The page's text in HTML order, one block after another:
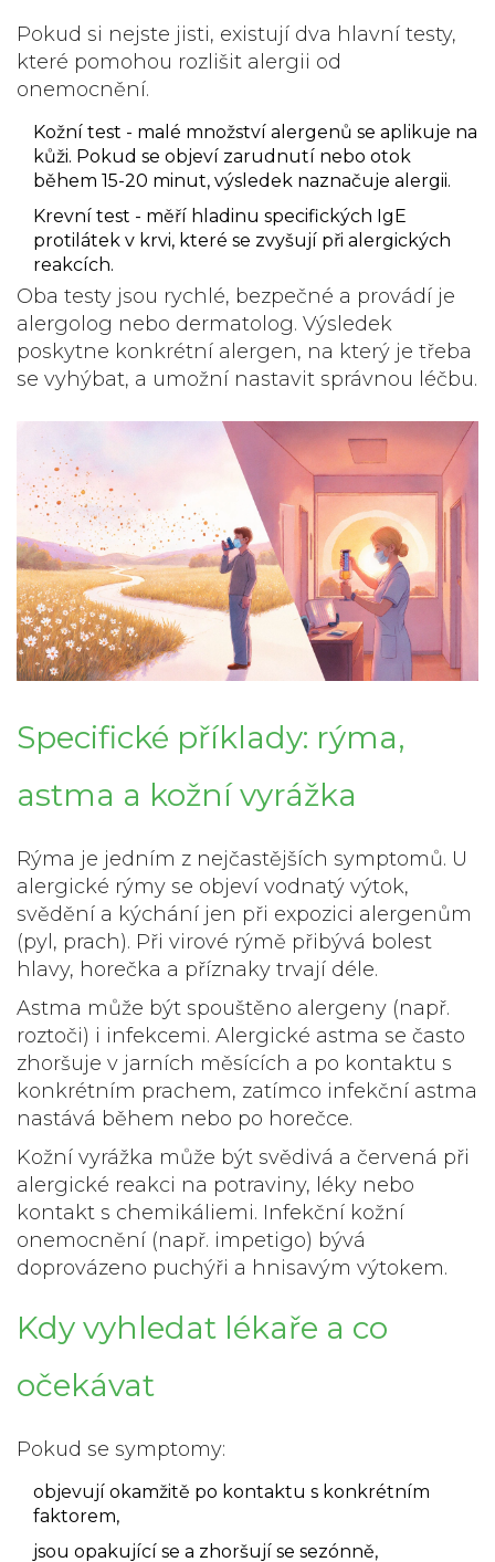
Pokud si nejste jisti, existují dva hlavní testy,
které pomohou rozlišit alergii od
onemocnění.
Kožní test - malé množství alergenů se aplikuje na
kůži. Pokud se objeví zarudnutí nebo otok
během 15-20 minut, výsledek naznačuje alergii.
Krevní test - měří hladinu specifických IgE
protilátek v krvi, které se zvyšují při alergických
reakcích.
Oba testy jsou rychlé, bezpečné a provádí je
alergolog nebo dermatolog. Výsledek
poskytne konkrétní alergen, na který je třeba
se vyhýbat, a umožní nastavit správnou léčbu.
Specifické příklady: rýma,
astma a kožní vyrážka
Rýma je jedním z nejčastějších symptomů. U
alergické rýmy se objeví vodnatý výtok,
svědění a kýchání jen při expozici alergenům
(pyl, prach). Při virové rýmě přibývá bolest
hlavy, horečka a příznaky trvají déle.
Astma může být spouštěno alergeny (např.
roztoči) i infekcemi. Alergické astma se často
zhoršuje v jarních měsících a po kontaktu s
konkrétním prachem, zatímco infekční astma
nastává během nebo po horečce.
Kožní vyrážka může být svědivá a červená při
alergické reakci na potraviny, léky nebo
kontakt s chemikáliemi. Infekční kožní
onemocnění (např. impetigo) bývá
doprovázeno puchýři a hnisavým výtokem.
Kdy vyhledat lékaře a co
očekávat
Pokud se symptomy:
objevují okamžitě po kontaktu s konkrétním
faktorem,
jsou opakující se a zhoršují se sezónně,